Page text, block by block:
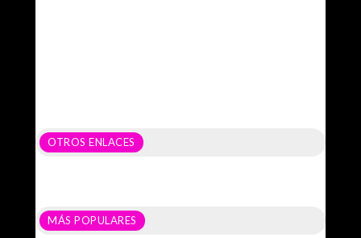
OTROS ENLACES
MÁS POPULARES